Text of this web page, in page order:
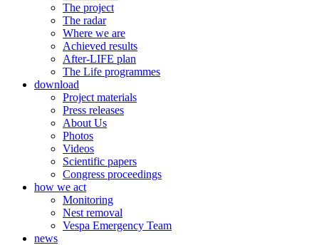
The project
The radar
Where we are
Achieved results
After-LIFE plan
The Life programmes
download
Project materials
Press releases
About Us
Photos
Videos
Scientific papers
Congress proceedings
how we act
Monitoring
Nest removal
Vespa Emergency Team
news